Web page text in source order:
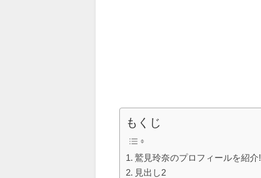
もくじ
鷲見玲奈のプロフィールを紹介!
見出し2